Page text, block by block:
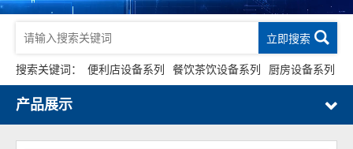
立即搜索
搜索关键词： 便利店设备系列 餐饮茶饮设备系列 厨房设备系列
产品展示